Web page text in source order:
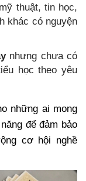
thuật, tin học,
khác có nguyện
nhưng chưa có
học theo yêu
những ai mong
để đảm bảo
cơ hội nghề